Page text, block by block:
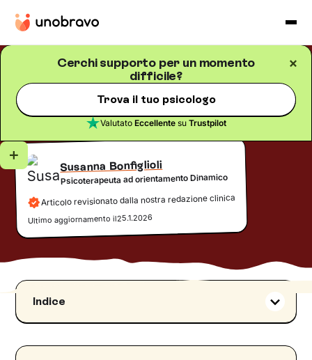
Cerchi supporto per un momento
difficile?
Trova il tuo psicologo
Valutato Eccellentesu Trustpilot
Psicologia della salute 5
Corpo ed emozioni
Susanna Bonfiglioli
Psicoterapeuta ad orientamento Dinamico
Articolo revisionato dalla nostra redazione clinica
Ultimo aggiornamento il25.1.2026
Indice
Dall’indifferenziazione alla rappresentazione